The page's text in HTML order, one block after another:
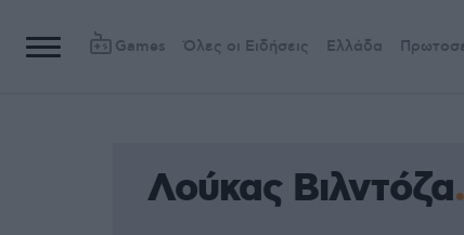
Games Όλες οι Ειδήσεις Ελλάδα
Λούκας Βιλντόζα